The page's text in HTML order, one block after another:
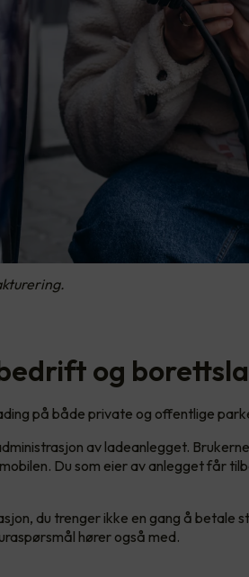
og
på både private og offentlige
av ladeanlegget.
Du som eier av anlegget får
du trenger ikke en gang å betale
hører også med.